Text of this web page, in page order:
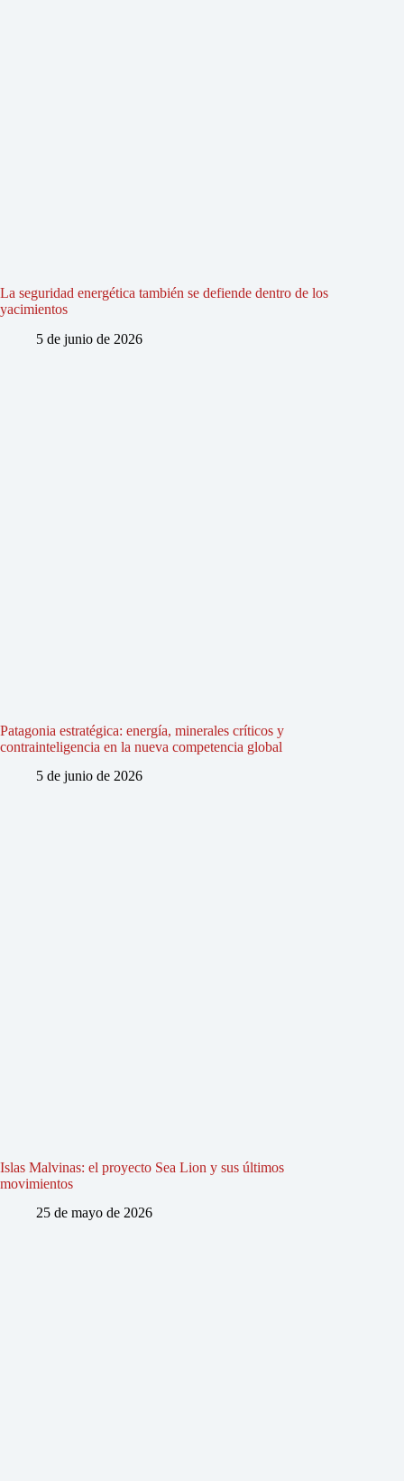
La seguridad energética también se defiende dentro de los
yacimientos
5 de junio de 2026
Patagonia estratégica: energía, minerales críticos y
contrainteligencia en la nueva competencia global
5 de junio de 2026
Islas Malvinas: el proyecto Sea Lion y sus últimos
movimientos
25 de mayo de 2026